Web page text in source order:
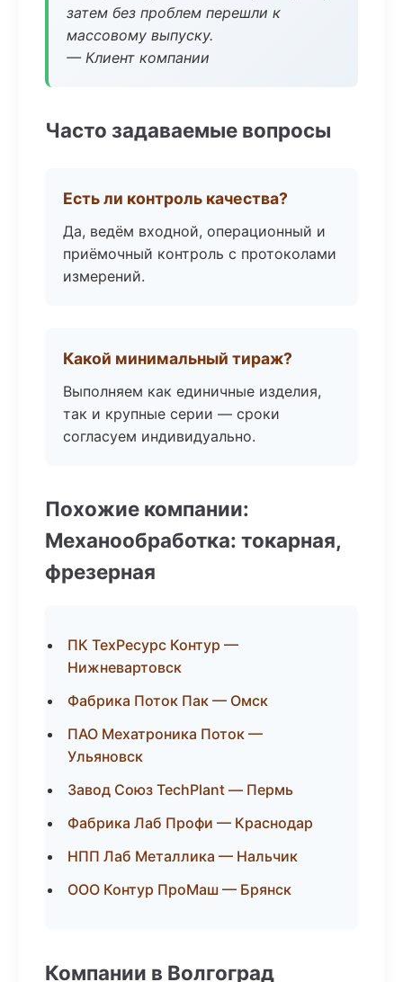
затем без проблем перешли к
массовому выпуску.
— Клиент компании
Часто задаваемые вопросы
Есть ли контроль качества?
Да, ведём входной, операционный и
приёмочный контроль с протоколами
измерений.
Какой минимальный тираж?
Выполняем как единичные изделия,
так и крупные серии — сроки
согласуем индивидуально.
Похожие компании:
Механообработка: токарная,
фрезерная
ПК ТехРесурс Контур —
Нижневартовск
Фабрика Поток Пак — Омск
ПАО Мехатроника Поток —
Ульяновск
Завод Союз TechPlant — Пермь
Фабрика Лаб Профи — Краснодар
НПП Лаб Металлика — Нальчик
ООО Контур ПроМаш — Брянск
Компании в Волгоград